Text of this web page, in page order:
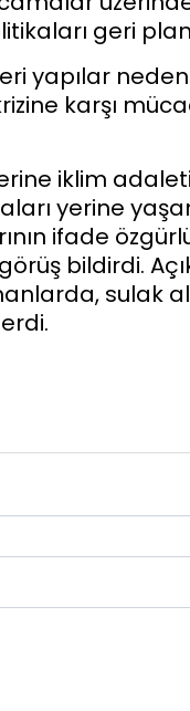
geri
yapılar
karşı
iklim
yerine
ifade
bildirdi.
sulak